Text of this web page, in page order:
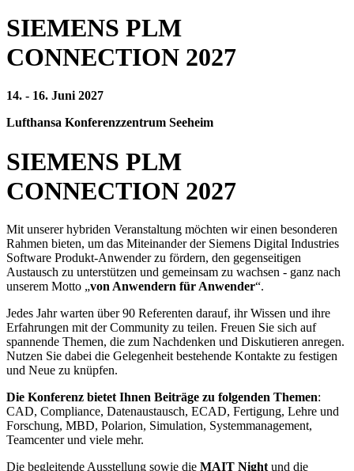
SIEMENS PLM
CONNECTION 2027
14. - 16. Juni 2027
Lufthansa Konferenzzentrum Seeheim
SIEMENS PLM
CONNECTION 2027
Mit unserer hybriden Veranstaltung möchten wir einen besonderen
Rahmen bieten, um das Miteinander der Siemens Digital Industries
Software Produkt-Anwender zu fördern, den gegenseitigen
Austausch zu unterstützen und gemeinsam zu wachsen - ganz nach
unserem Motto „von Anwendern für Anwender“.
Jedes Jahr warten über 90 Referenten darauf, ihr Wissen und ihre
Erfahrungen mit der Community zu teilen. Freuen Sie sich auf
spannende Themen, die zum Nachdenken und Diskutieren anregen.
Nutzen Sie dabei die Gelegenheit bestehende Kontakte zu festigen
und Neue zu knüpfen.
Die Konferenz bietet Ihnen Beiträge zu folgenden Themen:
CAD, Compliance, Datenaustausch, ECAD, Fertigung, Lehre und
Forschung, MBD, Polarion, Simulation, Systemmanagement,
Teamcenter und viele mehr.
Die begleitende Ausstellung sowie die MAIT Night und die